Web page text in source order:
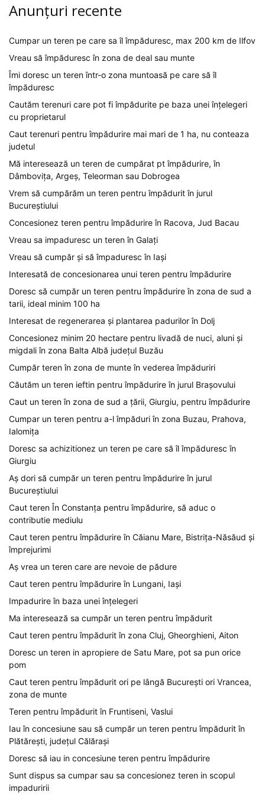
Anunțuri recente
Cumpar un teren pe care sa îl împăduresc, max 200 km de Ilfov
Vreau să împăduresc în zona de deal sau munte
Îmi doresc un teren într-o zona muntoasă pe care să îl
împăduresc
Cautăm terenuri care pot fi împădurite pe baza unei înțelegeri
cu proprietarul
Caut terenuri pentru împădurire mai mari de 1 ha, nu conteaza
judetul
Mă interesează un teren de cumpărat pt împădurire, în
Dâmbovița, Argeș, Teleorman sau Dobrogea
Vrem să cumpărăm un teren pentru împădurit în jurul
Bucureștiului
Concesionez teren pentru împădurire în Racova, Jud Bacau
Vreau sa impaduresc un teren în Galați
Vreau să cumpăr și să împaduresc în Iași
Interesată de concesionarea unui teren pentru împădurire
Doresc să cumpăr un teren pentru împădurire în zona de sud a
tarii, ideal minim 100 ha
Interesat de regenerarea și plantarea padurilor în Dolj
Concesionez minim 20 hectare pentru livadă de nuci, aluni și
migdali în zona Balta Albă județul Buzău
Cumpăr teren în zona de munte în vederea împăduriri
Căutăm un teren ieftin pentru împădurire în jurul Brașovului
Caut un teren în zona de sud a țării, Giurgiu, pentru împădurire
Cumpar un teren pentru a-l împăduri în zona Buzau, Prahova,
Ialomița
Doresc sa achizitionez un teren pe care să îl împăduresc în
Giurgiu
Aș dori să cumpăr un teren pentru împădurire în jurul
Bucureștiului
Caut teren În Constanța pentru împădurire, să aduc o
contributie mediulu
Caut teren pentru împădurire în Căianu Mare, Bistrița-Năsăud și
împrejurimi
Aș vrea un teren care are nevoie de pădure
Caut teren pentru împădurire în Lungani, Iași
Impadurire în baza unei înțelegeri
Ma interesează sa cumpăr un teren pentru împădurit
Caut teren pentru împădurit în zona Cluj, Gheorghieni, Aiton
Doresc un teren in apropiere de Satu Mare, pot sa pun orice
pom
Caut teren pentru împădurit ori pe lângă București ori Vrancea,
zona de munte
Teren pentru împădurit în Fruntiseni, Vaslui
Iau în concesiune sau să cumpăr un teren pentru împădurit în
Plătărești, județul Călărași
Doresc să iau in concesiune teren pentru împădurire
Sunt dispus sa cumpar sau sa concesionez teren in scopul
impaduririi